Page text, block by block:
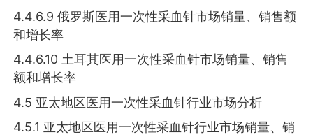
4.4.6.9 俄罗斯医用一次性采血针市场销量、销售额
和增长率
4.4.6.10 土耳其医用一次性采血针市场销量、销售
额和增长率
4.5 亚太地区医用一次性采血针行业市场分析
4.5.1 亚太地区医用一次性采血针行业市场销量、销